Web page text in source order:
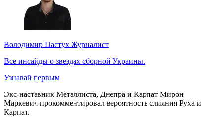
Володимир Пастух Журналист
Все инсайды о звездах сборной Украины.
Узнавай первым
Экс-наставник Металлиста, Днепра и Карпат Мирон
Маркевич прокомментировал вероятность слияния Руха и
Карпат.